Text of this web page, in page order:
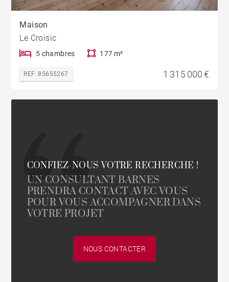
Maison
Le Croisic
5 chambres 177 m²
REF. 85655267 1 315 000 €
CONFIEZ-NOUS VOTRE RECHERCHE !
UN CONSULTANT BARNES
PRENDRA CONTACT AVEC VOUS
POUR VOUS ACCOMPAGNER DANS
VOTRE PROJET
NOUS CONTACTER